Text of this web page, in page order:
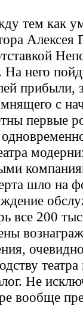
тем как
Алексея
На него
прибыли,
с
первые
шло на
все 200
Не
вообще